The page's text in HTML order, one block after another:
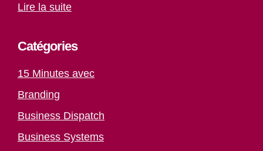
Lire la suite
Catégories
15 Minutes avec
Branding
Business Dispatch
Business Systems